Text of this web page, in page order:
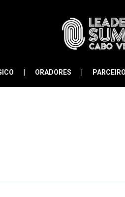
ORADORES